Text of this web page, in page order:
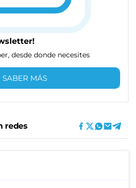
desde donde necesites
SABER MÁS
redes